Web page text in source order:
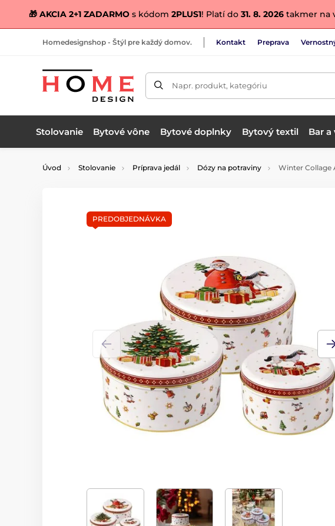
🎁 AKCIA 2+1 ZADARMO s kódom 2PLUS1! Platí do 31. 8. 2026 takmer na
Homedesignshop - Štýl pre každý domov. Kontakt Preprava
Napr. produkt, kategóriu
Stolovanie Bytové vône Bytové doplnky Bytový textil Bar a
Úvod Stolovanie Príprava jedál Dózy na potraviny Winter Collage
PREDOBJEDNÁVKA